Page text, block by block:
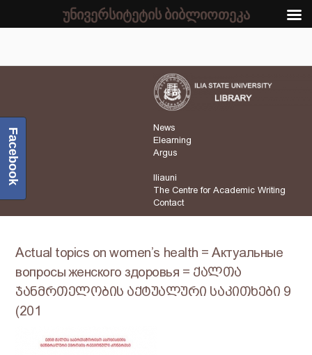
News
Elearning
Argus
Iliauni
The Centre for Academic Writing
Contact
Actual topics on women’s health = Актуальные
вопросы женского здоровья = ქალთა
ჯანმრთელობის აქტუალური საკითხები 9
(201
Facebook
უნივერსიტეტის ბიბლიოთეკა